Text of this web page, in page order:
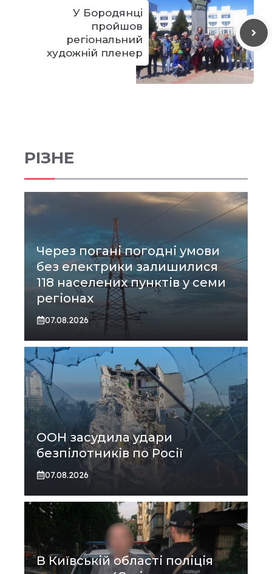
У Бородянці
пройшов
регіональний
художній пленер
РІЗНЕ
Через погані погодні умови
без електрики залишилися
118 населених пунктів у семи
регіонах
07.08.2026
ООН засудила удари
безпілотників по Росії
07.08.2026
В Київській області поліція